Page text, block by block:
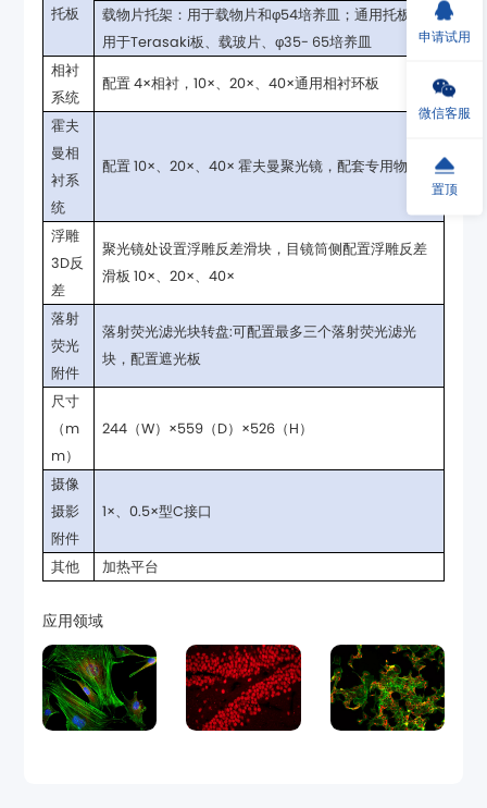
托板
用于Terasaki板、载玻片、φ35- 65培养皿
系统
配置 4×相衬，10×、20×、40×通用相衬环板
统
配置 10×、20×、40× 霍夫曼聚光镜，配套专用物镜
差
滑板 10×、20×、40×
附件
块，配置遮光板
m）
244（W）×559（D）×526（H）
附件
1×、0.5×型C接口
其他 加热平台
应用领域
申请试用
微信客服
置顶